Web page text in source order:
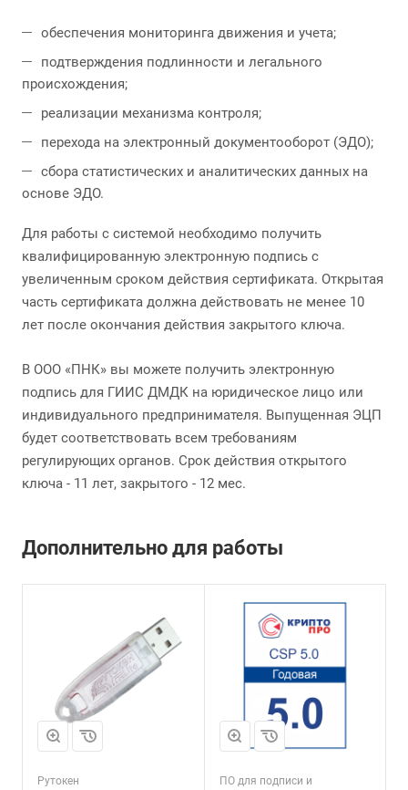
обеспечения мониторинга движения и учета;
подтверждения подлинности и легального
происхождения;
реализации механизма контроля;
перехода на электронный документооборот (ЭДО);
сбора статистических и аналитических данных на
основе ЭДО.
Для работы с системой необходимо получить
квалифицированную электронную подпись с
увеличенным сроком действия сертификата. Открытая
часть сертификата должна действовать не менее 10
лет после окончания действия закрытого ключа.
В ООО «ПНК» вы можете получить электронную
подпись для ГИИС ДМДК на юридическое лицо или
индивидуального предпринимателя. Выпущенная ЭЦП
будет соответствовать всем требованиям
регулирующих органов. Срок действия открытого
ключа - 11 лет, закрытого - 12 мес.
Дополнительно для работы
Рутокен
ПО для подписи и